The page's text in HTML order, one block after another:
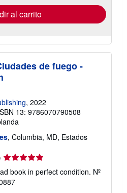
al carrito
de fuego -
, 2022
13: 9786070790508
, Columbia, MD, Estados
Calificación
del
vendedor:
5
book in perfect condition. Nº